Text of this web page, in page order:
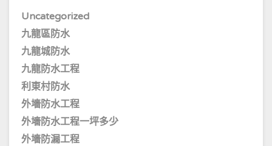
Uncategorized
九龍區防水
九龍城防水
九龍防水工程
利東村防水
外墻防水工程
外墻防水工程一坪多少
外墻防漏工程